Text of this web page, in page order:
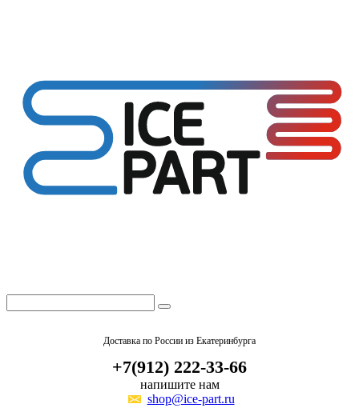
Доставка по России из Екатеринбурга
+7(912) 222-33-66
напишите нам
shop@ice-part.ru